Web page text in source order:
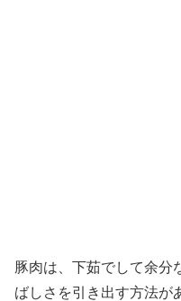
豚肉は、下茹でして余分
ばしさを引き出す方法が